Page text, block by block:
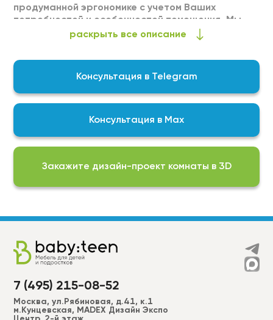
продуманной эргономике с учетом Ваших
потребностей и особенностей помещения. Мы
можем выполнить любое изделие на заказ по
качественный продукт
На выбор доступны актуальные подборки
цветов, фактур и финишных покрытий для
реализации любой задумки:
Фурнитура BLUM\DTC;
ЛДСП EGGER;
Пластики ALVIC, CLEAF, FENIX, AGT, EVOGLOSS и др.
вариантов фрезеровки для фасадов + фрезеровки
Широкий ассортимент ручек, а также без ручек
“push to open”.
раскрыть все описание
Консультация в Telegram
Консультация в Max
Закажите дизайн-проект комнаты в 3D
7 (495) 215-08-52
Москва, ул.Рябиновая, д.41, к.1
м.Кунцевская, MADEX Дизайн Экспо